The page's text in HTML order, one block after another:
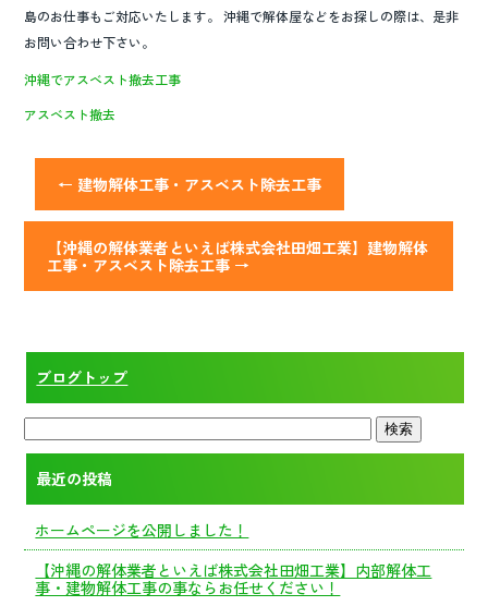
島のお仕事もご対応いたします。 沖縄で解体屋などをお探しの際は、是非
お問い合わせ下さい。
沖縄でアスベスト撤去工事
アスベスト撤去
← 建物解体工事・アスベスト除去工事
【沖縄の解体業者といえば株式会社田畑工業】建物解体
工事・アスベスト除去工事 →
ブログトップ
最近の投稿
ホームページを公開しました！
【沖縄の解体業者といえば株式会社田畑工業】内部解体工
事・建物解体工事の事ならお任せください！